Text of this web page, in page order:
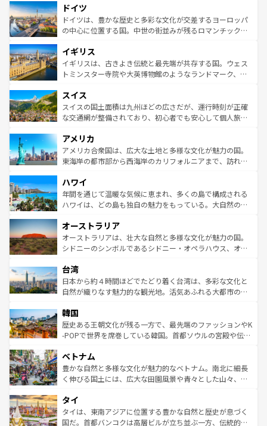
せる。地方によって風土や気候が異なるスペインはその個
性で訪れる人を魅了する。 なお、新着のスペイン情報は コ
ンテンツ一覧を参照してほしい。
で、幅広い魅力が詰まっている。華麗な宮殿、歴史的な大
聖堂、美しいビーチ、そして豊かな自然が、訪れる者を心
から魅了する。また、フランスは美食の国としても知ら
いる。シャンパンの発祥地であるランス、プロヴァンスの
香り高いラベンダー畑など、多彩な楽しみ方が可能だ。さ
らに、パリ以外の地域にも魅力が溢れており、どの街角に
れる地方に足を運ぶとそれぞれで全く異なる文化を体験で
きるだろう。 なお、新着のフランス情報はコンテンツ一覧
を参照してほしい。
ドイツ
ドイツは、豊かな歴史と多彩な文化が交差するヨーロッパ
の中心に位置する国。中世の街並みが残るロマンチック街
顔を持つこの国は、どこを歩いても飽きることがない。ベ
ルリンの文化的活気、バイエルン州のアルプスの絶景、そ
してライン川沿いのワイン畑といった風景は必見。ビール
は、お酒好きな人にはぜひ体験してほしい。 なお、新着の
ドイツ情報はコンテンツ一覧を参照してほしい。
イギリス
イギリスは、古きよき伝統と最先端が共存する国。ウェス
トミンスター寺院や大英博物館のようなランドマーク、歴
リアごとに異なる魅力がある。また、優雅なアフタヌーン
ティー、ビール好きにはたまらない英国パブ、サッカー観
戦など、本場だからこそできる体験も豊富。イギリスを旅
ンツ一覧を参照してほしい。
スイス
スイスの国土面積は九州ほどの広さだが、運行時刻が正確
な交通網が整備されており、初心者でも安心して個人旅行
の建物がそのまま残る町や、スイスならではのユニークな
博物館もあり、アルプス観光だけでなく町歩きも満喫する
ことができる。国民の所得が高いため物価も高いが、旅行
ば市内交通費無料で観光を楽しむこともできる。 なお、新
着のスイス情報はコンテンツ一覧 を参照してほしい。
アメリカ
アメリカ合衆国は、広大な土地と多様な文化が魅力の国。
東海岸の都市部から西海岸のカリフォルニアまで、訪れる
のような巨大都市は、観光、ショッピング、エンターテイ
ンメントが詰まった刺激的なスポットだ。一方、アメリカ
西部には大自然が広がり、グランドキャニオンやイエロー
部のニューオーリンズでは、音楽と美食が融合した独特の
文化が魅力。旅行者はアメリカの各地域で異なる魅力を楽
しみながら、その多様性と豊かな歴史を感じることができ
ならではの贅沢な旅のスタイルだ。 なお、新着のアメリカ
情報はコンテンツ一覧を参照してほしい。
ハワイ
年間を通じて温暖な気候に恵まれ、多くの島で構成される
ハワイは、どの島も独自の魅力をもっている。大自然の神
ワイ島は見逃せない。また、定番の観光地といえばオアフ
島だが、静かな自然を求めるならマウイ島やカウアイ島が
おすすめ。エメラルドグリーンに輝く海をはじめ、豊かな
れるおもてなしの心で訪れる人々を迎えてくれるハワイの
人々、おいしいローカルフードやハワイアンミュージッ
ク、伝統的なフラダンスなど、すべてがハワイの魅力を彩
ワイを、存分に味わってほしい。 なお、新着のハワイ情報
はコンテンツ一覧を参照してほしい。
オーストラリア
オーストラリアは、壮大な自然と多様な文化が魅力の国。
シドニーのシンボルであるシドニー・オペラハウス、オー
リアリーフや大陸中央部にそびえるウルル（エアーズロッ
ク）、タスマニアの美しい原生林やケアンズの熱帯雨林な
ど、見どころがたくさん。また、カフェやワイン、オージ
いる。アクティビティも充実しており、サーフィンやダイ
ビング、ハイキングなど、アウトドア好きにはたまらな
い。オーストラリアの多彩な魅力を存分に味わいつくそ
参照してほしい。
台湾
日本から約４時間ほどでたどり着く台湾は、多彩な文化と
自然が織りなす魅力的な観光地。活気あふれる大都市の台
ン）、静ひつな山岳地帯である台湾東部など、都市の喧騒
と山間の静けさが共存しており、訪れる人に新しい発見と
驚きをもたらしてくれる。また、奥深い台湾の食文化も魅
容にもいいと評判のスイーツなど、バラエティ豊かな料理
が味わえる。 なお、新着の台湾情報は コンテンツ一覧を参
照してほしい。
韓国
歴史ある王朝文化が残る一方で、最先端のファッションやK
-POPで世界を席巻している韓国。首都ソウルの宮殿や伝統
き、地方に足を延ばせば四季折々の自然美を楽しむことが
できる。そして、キムチや焼肉、絶品のストリートフード
まで、さまざまな韓国料理が待っている。夜には、韓国な
リティに包まれながら、韓国の多彩な魅力を心ゆくまで味
わってみてほしい。 なお、新着の韓国情報はコンテンツ一
覧を参照してほしい。
ベトナム
豊かな自然と多様な文化が魅力的なベトナム。南北に細長
く伸びる国土には、広大な田園風景や青々とした山々、世
急速な発展と共に伝統が息づく。ハノイの古い町並みやホ
ーチミン市のフランス統治時代の建物も、独特の雰囲気を
醸し出している。また、バラエティの豊かさとおいしさで
タイ
タイは、東南アジアに位置する豊かな自然と歴史が息づく
国だ。首都バンコクは高層ビルが立ち並ぶ一方、伝統的な